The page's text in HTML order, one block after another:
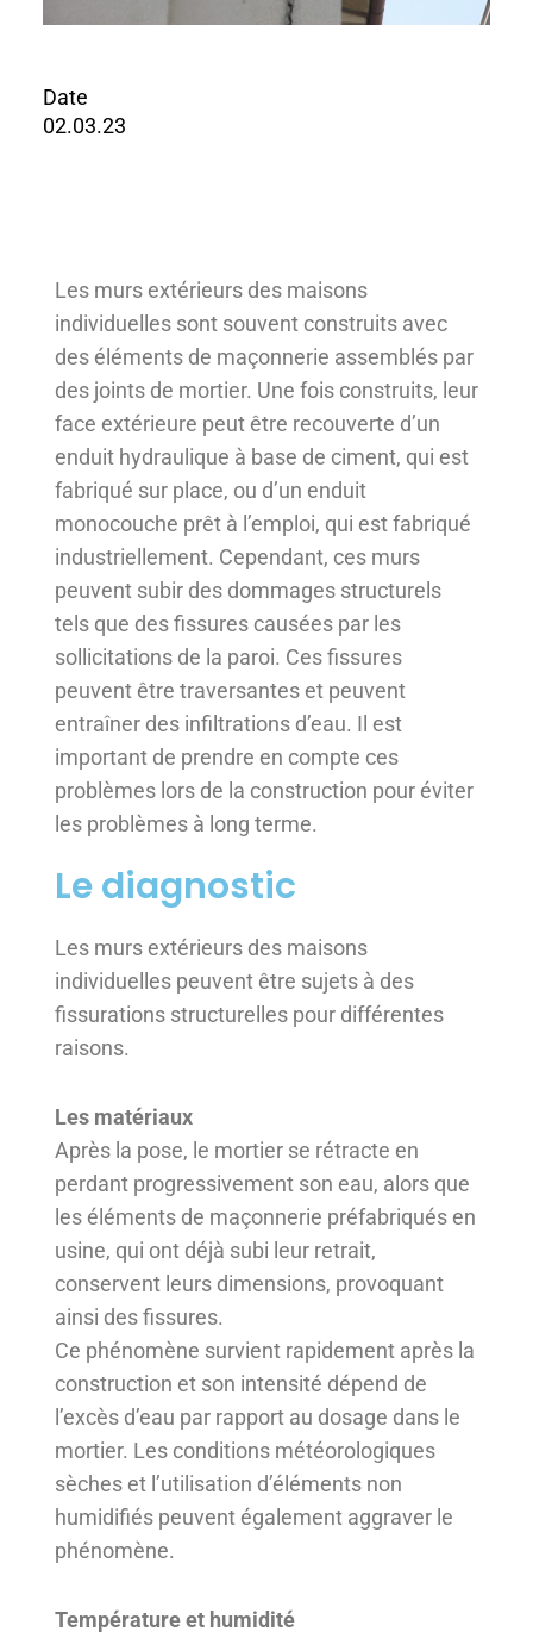
Date
02.03.23
Les murs extérieurs des maisons
individuelles sont souvent construits avec
des éléments de maçonnerie assemblés par
des joints de mortier. Une fois construits, leur
face extérieure peut être recouverte d’un
enduit hydraulique à base de ciment, qui est
fabriqué sur place, ou d’un enduit
monocouche prêt à l’emploi, qui est fabriqué
industriellement. Cependant, ces murs
peuvent subir des dommages structurels
tels que des fissures causées par les
sollicitations de la paroi. Ces fissures
peuvent être traversantes et peuvent
entraîner des infiltrations d’eau. Il est
important de prendre en compte ces
problèmes lors de la construction pour éviter
les problèmes à long terme.
Le diagnostic
Les murs extérieurs des maisons
individuelles peuvent être sujets à des
fissurations structurelles pour différentes
raisons.
Les matériaux
Après la pose, le mortier se rétracte en
perdant progressivement son eau, alors que
les éléments de maçonnerie préfabriqués en
usine, qui ont déjà subi leur retrait,
conservent leurs dimensions, provoquant
ainsi des fissures.
Ce phénomène survient rapidement après la
construction et son intensité dépend de
l’excès d’eau par rapport au dosage dans le
mortier. Les conditions météorologiques
sèches et l’utilisation d’éléments non
humidifiés peuvent également aggraver le
phénomène.
Température et humidité